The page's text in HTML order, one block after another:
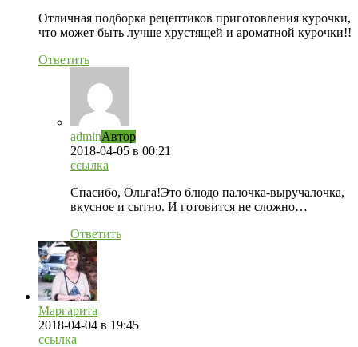
Отличная подборка рецептиков приготовления курочки,
что может быть лучше хрустящей и ароматной курочки!!
Ответить
adminАвтор
2018-04-05 в 00:21
ссылка
Спасибо, Ольга!Это блюдо палочка-выручалочка,
вкусное и сытно. И готовится не сложно…
Ответить
Маргарита
2018-04-04 в 19:45
ссылка